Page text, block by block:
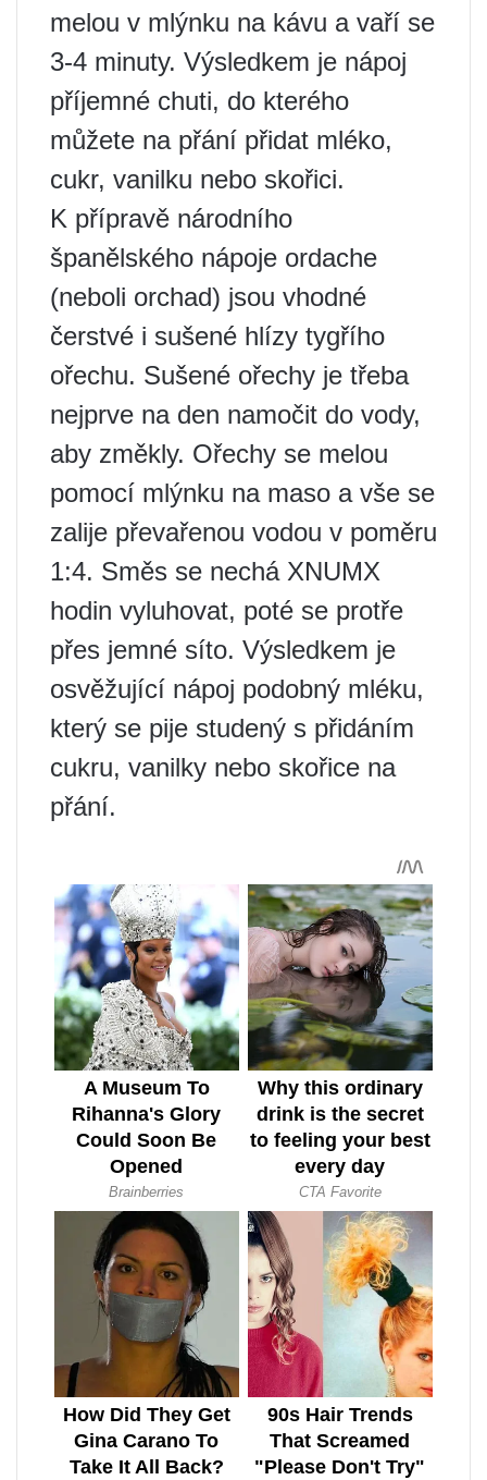
melou v mlýnku na kávu a vaří se
3-4 minuty. Výsledkem je nápoj
příjemné chuti, do kterého
můžete na přání přidat mléko,
cukr, vanilku nebo skořici.
K přípravě národního
španělského nápoje ordache
(neboli orchad) jsou vhodné
čerstvé i sušené hlízy tygřího
ořechu. Sušené ořechy je třeba
nejprve na den namočit do vody,
aby změkly. Ořechy se melou
pomocí mlýnku na maso a vše se
zalije převařenou vodou v poměru
1:4. Směs se nechá XNUMX
hodin vyluhovat, poté se protře
přes jemné síto. Výsledkem je
osvěžující nápoj podobný mléku,
který se pije studený s přidáním
cukru, vanilky nebo skořice na
přání.